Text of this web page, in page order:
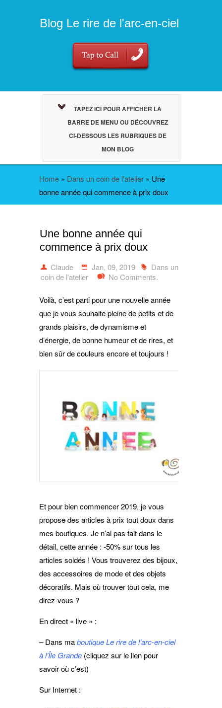
Blog Le rire de l'arc-en-ciel
TAPEZ ICI POUR AFFICHER LA
BARRE DE MENU OU DÉCOUVREZ
CI-DESSOUS LES RUBRIQUES DE
MON BLOG
Home » Dans un coin de l'atelier » Une
bonne année qui commence à prix doux
Une bonne année qui
commence à prix doux
Claude Jan, 09, 2019
Dans un
coin de l'atelier
No Comments.
Voilà, c’est parti pour une nouvelle année
que je vous souhaite pleine de petits et de
grands plaisirs, de dynamisme et
d’énergie, de bonne humeur et de rires, et
bien sûr de couleurs encore et toujours !
Et pour bien commencer 2019, je vous
propose des articles à prix tout doux dans
mes boutiques. Je n’ai pas fait dans le
détail, cette année : -50% sur tous les
articles soldés ! Vous trouverez des bijoux,
des accessoires de mode et des objets
décoratifs. Mais où trouver tout cela, me
direz-vous ?
En direct « live » :
– Dans maboutique Le rire de l’arc-en-ciel
à l’Île Grande (cliquez sur le lien pour
savoir où c’est)
Sur Internet :